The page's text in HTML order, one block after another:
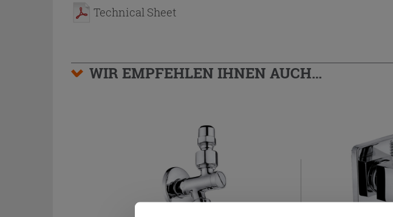
Technical Sheet
WIR EMPFEHLEN IHNEN AUCH…